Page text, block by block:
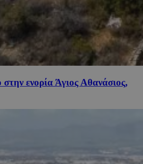
στην ενορία Άγιος Αθανάσιος,